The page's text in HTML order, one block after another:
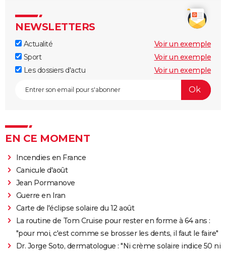
NEWSLETTERS
Actualité
Voir un exemple
Sport
Voir un exemple
Les dossiers d'actu
Voir un exemple
EN CE MOMENT
Incendies en France
Canicule d'août
Jean Pormanove
Guerre en Iran
Carte de l'éclipse solaire du 12 août
La routine de Tom Cruise pour rester en forme à 64 ans :
"pour moi, c'est comme se brosser les dents, il faut le faire"
Dr. Jorge Soto, dermatologue : "Ni crème solaire indice 50 ni